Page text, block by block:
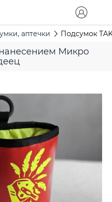
аптечки Подсумок
Микро